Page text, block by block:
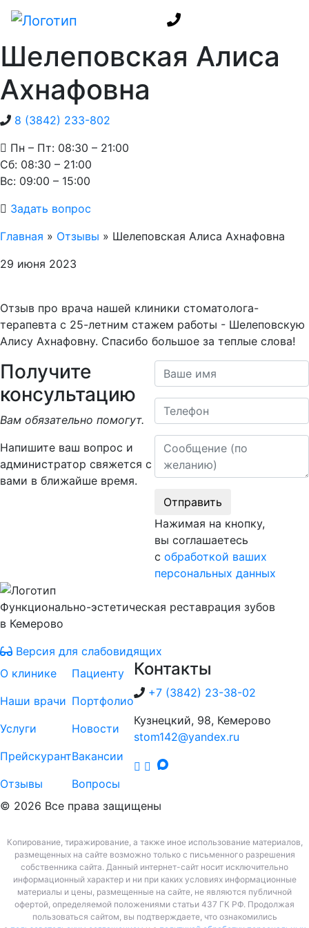
Шелеповская Алиса
Ахнафовна
8 (3842) 233-802
Пн – Пт: 08:30 – 21:00
Cб: 08:30 – 21:00
Вс: 09:00 – 15:00
Задать вопрос
Главная » Отзывы » Шелеповская Алиса Ахнафовна
29 июня 2023
Отзыв про врача нашей клиники стоматолога-
терапевта с 25-летним стажем работы - Шелеповскую
Алису Ахнафовну. Спасибо большое за теплые слова!
Получите
консультацию
Вам обязательно помогут.
Напишите ваш вопрос и
администратор свяжется с
вами в ближайше время.
Ваше имя
Телефон
Сообщение
Отправить
Нажимая на кнопку,
вы соглашаетесь
с обработкой ваших
персональных данных
Функционально-эстетическая реставрация зубов
в Кемерово
Версия для слабовидящих
О клинике
Наши врачи
Услуги
Прейскурант
Отзывы
Пациенту
Портфолио
Новости
Вакансии
Вопросы
Контакты
+7 (3842) 23-38-02
Кузнецкий, 98, Кемерово
stom142@yandex.ru
© 2026 Все права защищены
Копирование, тиражирование, а также иное использование материалов,
размещенных на сайте возможно только с письменного разрешения
собственника сайта. Данный интернет-сайт носит исключительно
информационный характер и ни при каких условиях информационные
материалы и цены, размещенные на сайте, не являются публичной
офертой, определяемой положениями статьи 437 ГК РФ. Продолжая
пользоваться сайтом, вы подтверждаете, что ознакомились